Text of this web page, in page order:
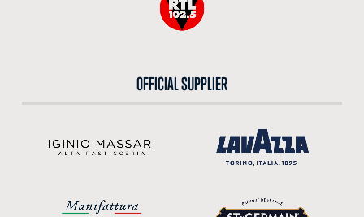
OFFICIAL SUPPLIER